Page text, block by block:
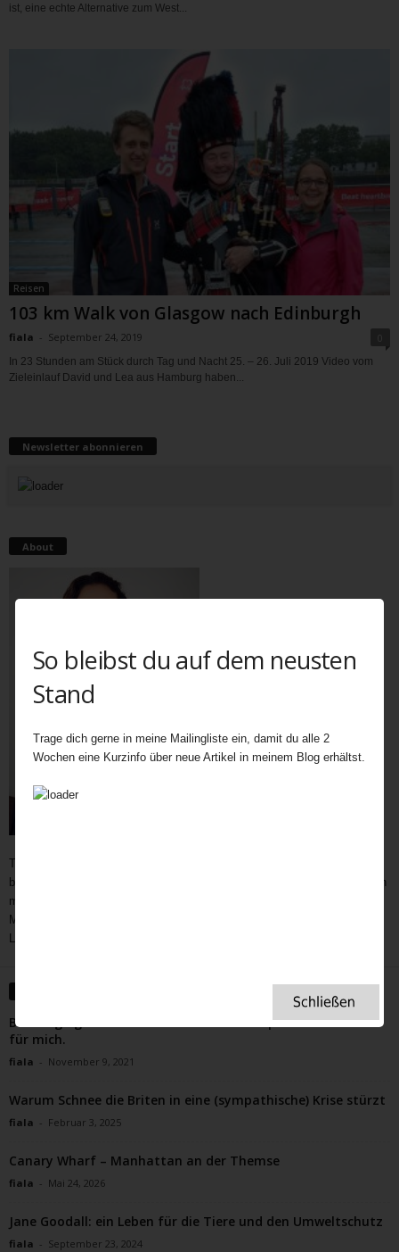
ist, eine echte Alternative zum West...
Reisen
103 km Walk von Glasgow nach Edinburgh
fiala - September 24, 2019
In 23 Stunden am Stück durch Tag und Nacht 25. – 26. Juli 2019 Video vom
Zieleinlauf David und Lea aus Hamburg haben...
Newsletter abonnieren
About
Teatime als wichtiger und immer noch unerschöpflicher Bestandteil der
britischen Kultur bietet Gelegenheit zum Austausch auf vielen Ebenen. In
meine Teatime gehören Gespräche,
Menschen außerhalb des Rampenlichts, die aber Besonderes in ihrem
Leben geleistet haben, Menschen, die eine Inspiration für uns sind.
Bell Ringing Probe im Glockenturm – ein spannender Abend
für mich.
fiala - November 9, 2021
Warum Schnee die Briten in eine (sympathische) Krise stürzt
fiala - Februar 3, 2025
Canary Wharf – Manhattan an der Themse
fiala - Mai 24, 2026
Jane Goodall: ein Leben für die Tiere und den Umweltschutz
fiala - September 23, 2024
So bleibst du auf dem neusten
Stand
Trage dich gerne in meine Mailingliste ein, damit du alle 2
Wochen eine Kurzinfo über neue Artikel in meinem Blog erhältst.